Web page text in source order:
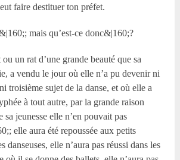
faire destituer ton préfet.
mais qu’est-ce donc&|160;?
un rat d’une grande beauté que sa
a vendu le jour où elle n’a pu devenir ni
troisième sujet de la danse, et où elle a
à tout autre, par la grande raison
sa jeunesse elle n’en pouvait pas
elle aura été repoussée aux petits
danseuses, elle n’aura pas réussi dans les